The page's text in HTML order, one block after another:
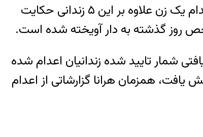
شمار تایید شده زندانیان اعدام شده روز جاری به ۵ زندانی افزایش شد، تعدادی از گزارشات دریافتی از اعدام یک زن علاوه بر این ۵ زندانی حکایت
روز گذشته به دار آویخته شده است.
شمار تایید شده زندانیان اعدام شده
ندامتگاه مرکزی کرج با اتهامات مربوط به مواد مخدر به ۵ زندانی افزایش یافت، همزمان هرانا گزارشاتی از اعدام